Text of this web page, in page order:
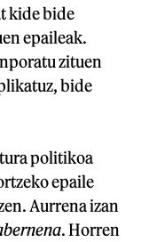
kide bide
epaileak.
zituen
bide
politikoa
epaile
Aurrena izan
. Horren